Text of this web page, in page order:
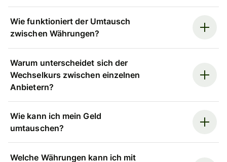
Wie funktioniert der Umtausch
zwischen Währungen?
Warum unterscheidet sich der
Wechselkurs zwischen einzelnen
Anbietern?
Wie kann ich mein Geld
umtauschen?
Welche Währungen kann ich mit